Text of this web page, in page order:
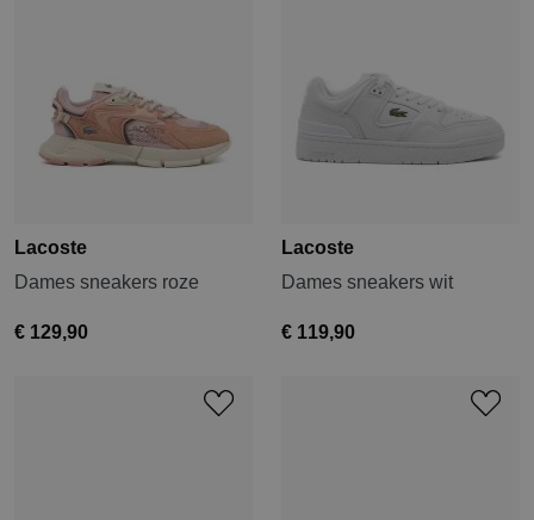
Lacoste
Dames sneakers roze
€ 129,90
Lacoste
Dames sneakers wit
€ 119,90